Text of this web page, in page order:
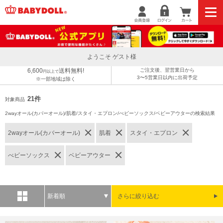
ようこそ ゲスト様
6,600円以上で送料無料!
※一部地域は除く
ご注文後、翌営業日から
3〜5営業日以内に出荷予定
対象商品 21件
2wayオール(カバーオール)/肌着/スタイ・エプロン/べビーソックス/ベビーアウターの検索結果
2wayオール(カバーオール) 肌着 スタイ・エプロン
べビーソックス ベビーアウター
新着順 さらに絞り込む